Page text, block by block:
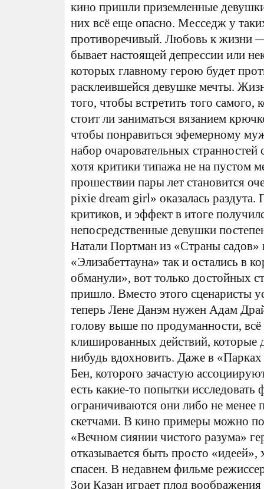
кино пришли приземленные
них всё еще опасно. Месседж у
противоречивый. Любовь к жизни
бывает настоящей депрессии или
которых главному герою будет
расклеившейся девушке мечты.
того, чтобы встретить того самого,
стоит ли заниматься вязанием
чтобы понравиться эфемерному
набор очаровательных странностей
хотя критики типажа не на пустом
прошествии пары лет становится
pixie dream girl» оказалась
критиков, и эффект в итоге
непосредственные девушки
Натали Портман из «Страны садов»
«Элизабеттауна» так и остались в
обманули», вот только достойных
пришло. Вместо этого сценаристы
теперь Лене Данэм нужен Адам
голову выше по продуманности,
клишированных действий, которые
нибудь вдохновить. Даже в
Бен, которого зачастую
есть какие-то попытки
ограничиваются они либо не менее
скетчами. В кино примеры можно по
«Вечном сиянии чистого разума»
отказывается быть просто
спасен. В недавнем фильме
Зои Казан играет плод